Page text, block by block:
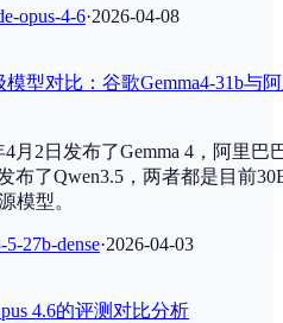
opus-4-6·2026-04-08
型对比：谷歌Gemma4-31b与
4月2日发布了Gemma 4，阿里巴
布了Qwen3.5，两者都是目前
模型。
5-27b-dense·2026-04-03
4.6的评测对比分析